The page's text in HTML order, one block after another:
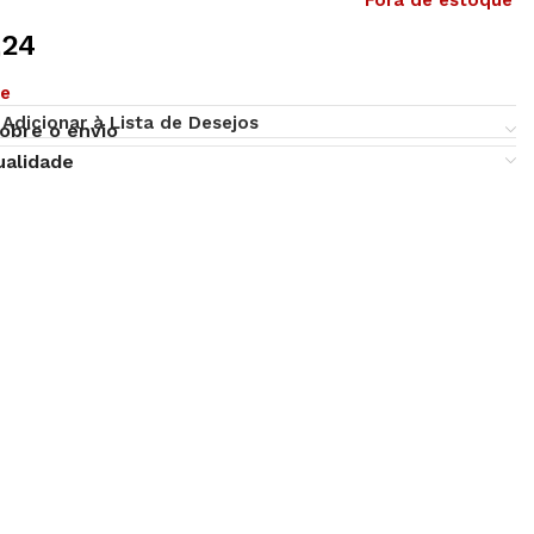
Adicionar à Lista de Desejos
o envio